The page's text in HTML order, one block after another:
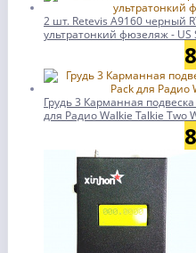
2 шт. Retevis A9160 черный
ультратонкий фюзеляж - US
Грудь 3 Карманная
для Радио Walkie Talkie Two